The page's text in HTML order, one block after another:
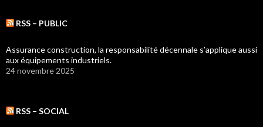
RSS – PUBLIC
Assurance construction, la responsabilité décennale s’applique aussi
aux équipements industriels.
24 novembre 2025
RSS – SOCIAL